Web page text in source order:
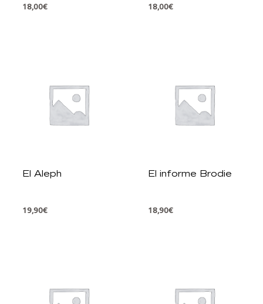
18,00€ 18,00€
El Aleph
19,90€
El informe Brodie
18,90€